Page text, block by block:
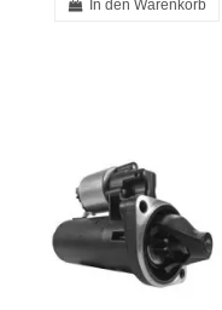
In den Warenkorb